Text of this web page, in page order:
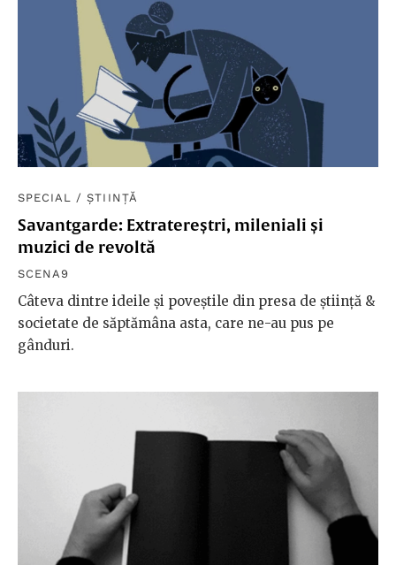
SPECIAL /ȘTIINȚĂ
Savantgarde: Extratereștri, mileniali și
muzici de revoltă
SCENA9
Câteva dintre ideile și poveștile din presa de știință &
societate de săptămâna asta, care ne-au pus pe
gânduri.